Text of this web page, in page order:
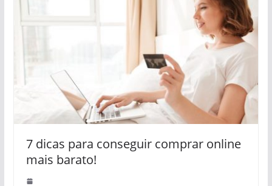
7 dicas para conseguir comprar online
mais barato!